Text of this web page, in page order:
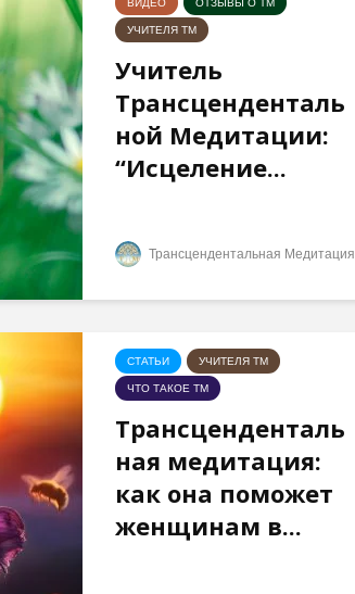
ВИДЕО ОТЗЫВЫ О ТМ
УЧИТЕЛЯ ТМ
Учитель
Трансценденталь
ной Медитации:
“Исцеление...
Трансцендентальная Медитация
СТАТЬИ УЧИТЕЛЯ ТМ
ЧТО ТАКОЕ ТМ
Трансценденталь
ная медитация:
как она поможет
женщинам в...